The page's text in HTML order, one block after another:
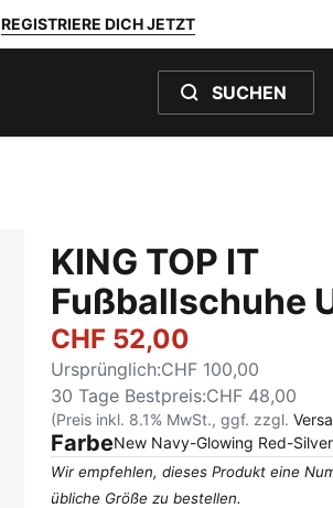
REGISTRIERE DICH JETZT
SUCHEN
KING TOP IT
Fußballschuhe
CHF 52,00
Ursprünglich:CHF 100,00
30 Tage Bestpreis:CHF 48,00
(Preis inkl. 8.1% MwSt., ggf. zzgl.
FarbeNew Navy-Glowing Red-
Wir empfehlen, dieses Produkt eine
übliche Größe zu bestellen.